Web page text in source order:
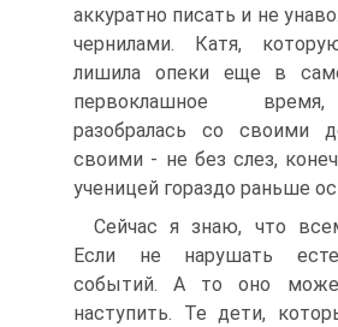
аккуратно писать и не
чернилами. Катя,
лишила опеки еще в
первоклашное
разобралась со своими
своими - не без слез,
ученицей гораздо раньше
Сейчас я знаю, что
Если не нарушать
событий. А то оно
наступить. Те дети,